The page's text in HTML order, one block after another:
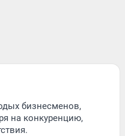
бизнесменов,
на конкуренцию,